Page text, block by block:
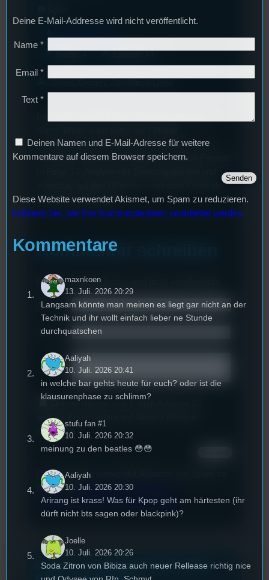
Europameisterschaft der Männer. Rück- und
Ausblicke vor jedem Spieltag im Podcast-Format!
Vorschau auf den Mittwoch – mit dem Finale der
deutschen Gruppe F…
Kommentar schreiben
Deine E-Mail-Addresse wird nicht veröffentlicht.
Name*
Email*
Text*
Deinen Namen und E-Mail-Adresse für
weitere Kommentare auf diesem Browser
speichern.
Diese Website verwendet Akismet, um Spam zu
reduzieren.Erfahren Sie, wie Ihre
Kommentardaten verarbeitet werden.
layersStaffel 1 podcastsEpisode 13
Unsere neuesten Posts zum
Deine E-Mail-Addresse wird nicht veröffentlicht.
Name *
Email *
Text *
Deinen Namen und E-Mail-Adresse für weitere
Kommentare auf diesem Browser speichern.
Diese Website verwendet Akismet, um Spam zu reduzieren.
Erfahren Sie, wie Ihre Kommentardaten verarbeitet werden.
Kommentare
maxnkoen
13. Juli. 2026 20:29
Langsam könnte man meinen es liegt gar nicht an der
Technik und ihr wollt einfach lieber ne Stunde
durchquatschen
Aaliyah
10. Juli. 2026 20:41
in welche bar gehts heute für euch? oder ist die
klausurenphase zu schlimm?
stufu fan #1
10. Juli. 2026 20:32
meinung zu den beatles 😳😳
Aaliyah
10. Juli. 2026 20:30
Arirang ist krass! Was für Kpop geht am härtesten (ihr
dürft nicht bts sagen oder blackpink)?
Joelle
10. Juli. 2026 20:26
Soda Zitron von Bibiza auch neuer Rellease richtig nice